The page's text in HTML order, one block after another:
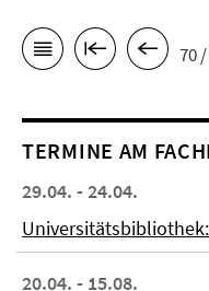
70
TERMINE AM
29.04. - 24.04.
20.04. - 15.08.